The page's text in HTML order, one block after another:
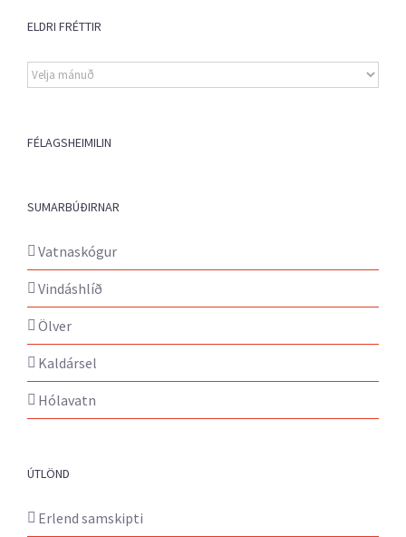
ELDRI FRÉTTIR
Eldri
fréttir
FÉLAGSHEIMILIN
SUMARBÚÐIRNAR
Vatnaskógur
Vindáshlíð
Ölver
Kaldársel
Hólavatn
ÚTLÖND
Erlend samskipti